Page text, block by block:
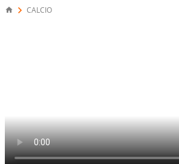
CALCIO